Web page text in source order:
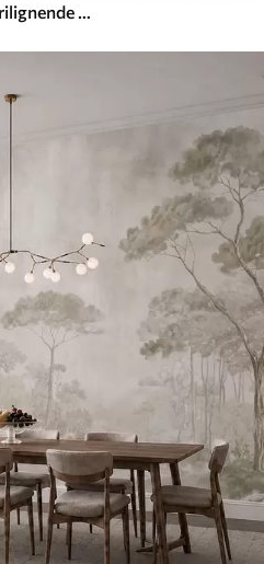
Abstrakte palmeblade, malerilignende motiv